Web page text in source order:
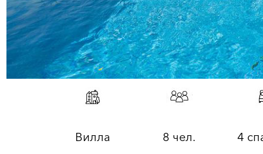
Вилла 8 чел. 4